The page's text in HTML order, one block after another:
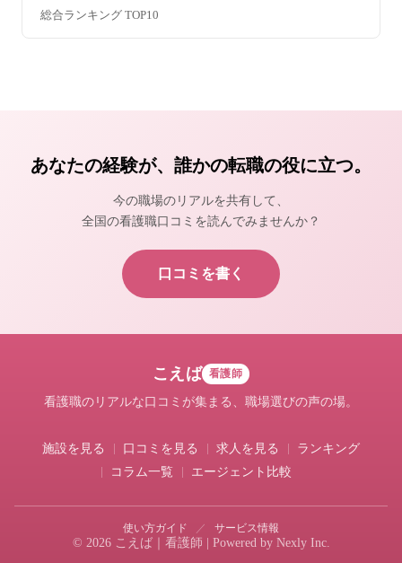
総合ランキング TOP10
あなたの経験が、誰かの転職の役に立つ。
今の職場のリアルを共有して、
全国の看護職口コミを読んでみませんか？
口コミを書く
こえば 看護師
看護職のリアルな口コミが集まる、職場選びの声の場。
施設を見る 口コミを見る 求人を見る
ランキング
コラム一覧
エージェント比較
使い方ガイド ／ サービス情報
© 2026 こえば｜看護師 | Powered by Nexly Inc.